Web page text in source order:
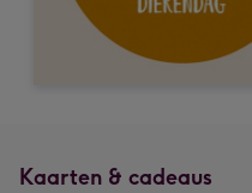
Kaarten & cadeaus